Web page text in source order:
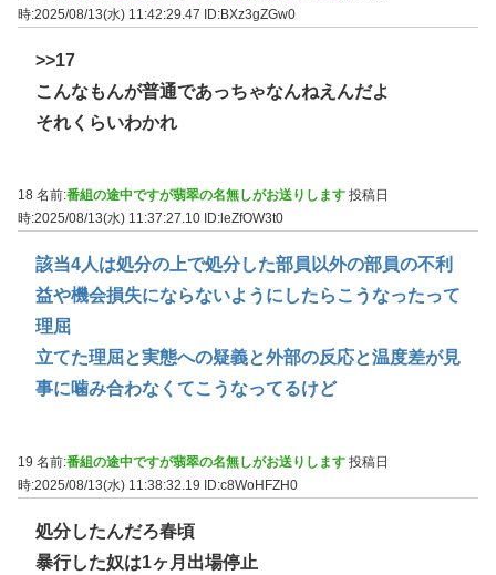
時:2025/08/13(水) 11:42:29.47 ID:BXz3gZGw0
>>17
こんなもんが普通であっちゃなんねえんだよ
それくらいわかれ
18 名前:番組の途中ですが翡翠の名無しがお送りします 投稿日
時:2025/08/13(水) 11:37:27.10 ID:leZfOW3t0
該当4人は処分の上で処分した部員以外の部員の不利
益や機会損失にならないようにしたらこうなったって
理屈
立てた理屈と実態への疑義と外部の反応と温度差が見
事に噛み合わなくてこうなってるけど
19 名前:番組の途中ですが翡翠の名無しがお送りします 投稿日
時:2025/08/13(水) 11:38:32.19 ID:c8WoHFZH0
処分したんだろ春頃
暴行した奴は1ヶ月出場停止